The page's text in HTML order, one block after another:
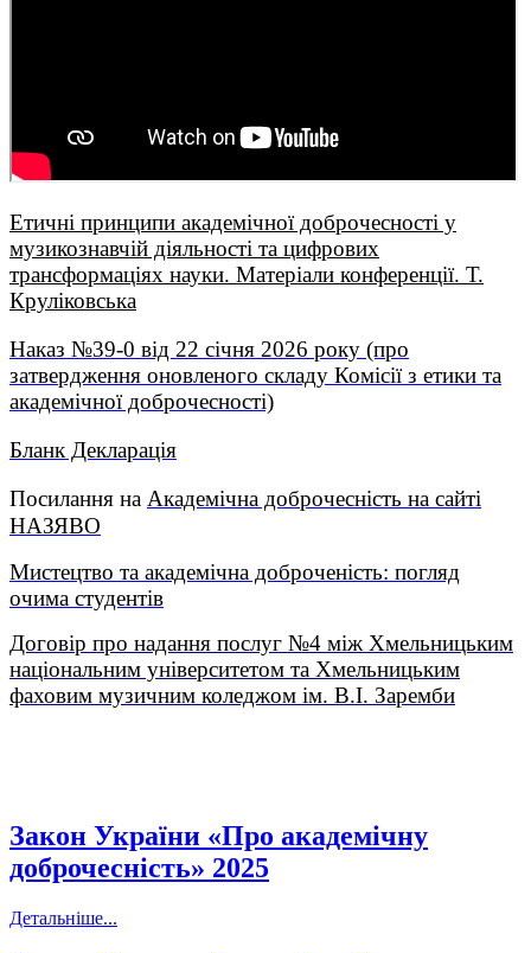
Етичні принципи академічної доброчесності у
музикознавчій діяльності та цифрових
трансформаціях науки. Матеріали конференції. Т.
Круліковська
Наказ №39-0 від 22 січня 2026 року (про
затвердження оновленого складу Комісії з етики та
академічної доброчесності)
Бланк Декларація
Посилання на Академічна доброчесність на сайті
НАЗЯВО
Мистецтво та академічна доброченість: погляд
очима студентів
Договір про надання послуг №4 між Хмельницьким
національним університетом та Хмельницьким
фаховим музичним коледжом ім. В.І. Заремби
Закон України «Про академічну
доброчесність» 2025
Детальніше...